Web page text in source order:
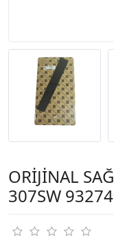
ORİJİNAL
307SW